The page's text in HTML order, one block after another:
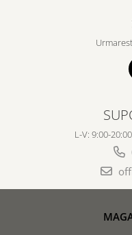
L-V: 9:00-